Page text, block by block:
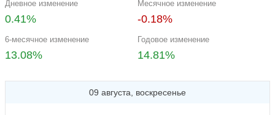
Дневное изменение
0.41%
Месячное изменение
-0.18%
6-месячное изменение
13.08%
Годовое изменение
14.81%
09 августа, воскресенье